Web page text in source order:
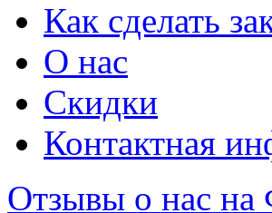
Как сделать
О нас
Скидки
Контактная
Отзывы о нас на